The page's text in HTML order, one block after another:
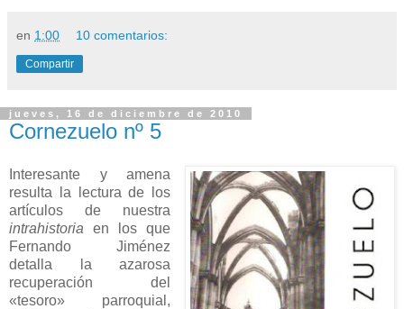
en 1:00 10 comentarios:
Compartir
jueves, 16 de diciembre de 2010
Cornezuelo nº 5
Interesante y amena
resulta la lectura de los
artículos de nuestra
intrahistoriaen los que
Fernando Jiménez
detalla la azarosa
recuperación del
«tesoro» parroquial,